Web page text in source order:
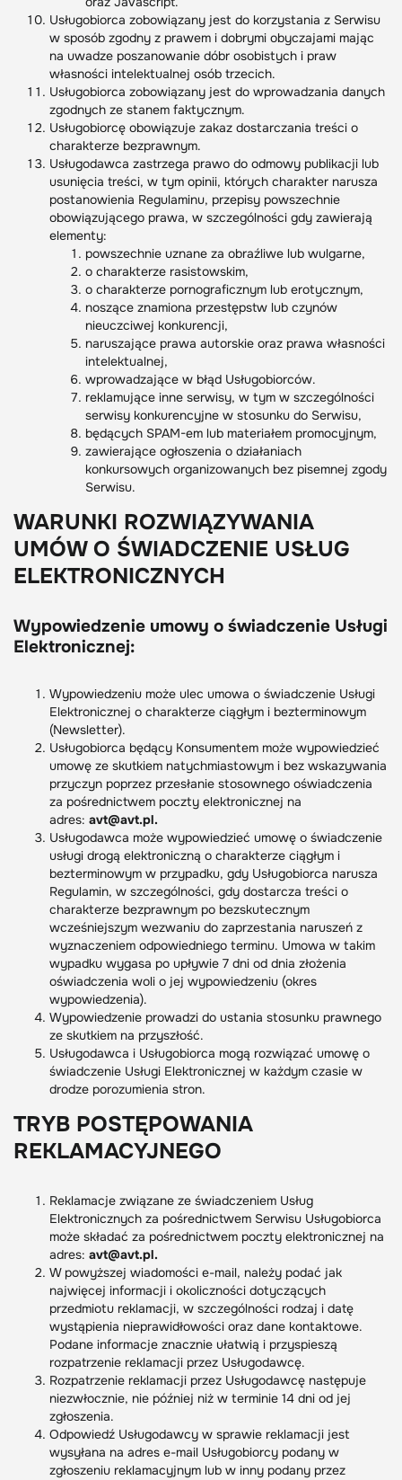
Usługobiorca zobowiązany jest do korzystania z Serwisu
w sposób zgodny z prawem i dobrymi obyczajami mając
na uwadze poszanowanie dóbr osobistych i praw
własności intelektualnej osób trzecich.
Usługobiorca zobowiązany jest do wprowadzania danych
zgodnych ze stanem faktycznym.
Usługobiorcę obowiązuje zakaz dostarczania treści o
charakterze bezprawnym.
Usługodawca zastrzega prawo do odmowy publikacji lub
usunięcia treści, w tym opinii, których charakter narusza
postanowienia Regulaminu, przepisy powszechnie
obowiązującego prawa, w szczególności gdy zawierają
elementy:
powszechnie uznane za obraźliwe lub wulgarne,
o charakterze rasistowskim,
o charakterze pornograficznym lub erotycznym,
noszące znamiona przestępstw lub czynów
nieuczciwej konkurencji,
naruszające prawa autorskie oraz prawa własności
intelektualnej,
wprowadzające w błąd Usługobiorców.
reklamujące inne serwisy, w tym w szczególności
serwisy konkurencyjne w stosunku do Serwisu,
będących SPAM-em lub materiałem promocyjnym,
zawierające ogłoszenia o działaniach
konkursowych organizowanych bez pisemnej zgody
Serwisu.
WARUNKI ROZWIĄZYWANIA
UMÓW O ŚWIADCZENIE USŁUG
ELEKTRONICZNYCH
Wypowiedzenie umowy o świadczenie Usługi
Elektronicznej:
Wypowiedzeniu może ulec umowa o świadczenie Usługi
Elektronicznej o charakterze ciągłym i bezterminowym
(Newsletter).
Usługobiorca będący Konsumentem może wypowiedzieć
umowę ze skutkiem natychmiastowym i bez wskazywania
przyczyn poprzez przesłanie stosownego oświadczenia
za pośrednictwem poczty elektronicznej na
adres: avt@avt.pl.
Usługodawca może wypowiedzieć umowę o świadczenie
usługi drogą elektroniczną o charakterze ciągłym i
bezterminowym w przypadku, gdy Usługobiorca narusza
Regulamin, w szczególności, gdy dostarcza treści o
charakterze bezprawnym po bezskutecznym
wcześniejszym wezwaniu do zaprzestania naruszeń z
wyznaczeniem odpowiedniego terminu. Umowa w takim
wypadku wygasa po upływie 7 dni od dnia złożenia
oświadczenia woli o jej wypowiedzeniu (okres
wypowiedzenia).
Wypowiedzenie prowadzi do ustania stosunku prawnego
ze skutkiem na przyszłość.
Usługodawca i Usługobiorca mogą rozwiązać umowę o
świadczenie Usługi Elektronicznej w każdym czasie w
drodze porozumienia stron.
TRYB POSTĘPOWANIA
REKLAMACYJNEGO
Reklamacje związane ze świadczeniem Usług
Elektronicznych za pośrednictwem Serwisu Usługobiorca
może składać za pośrednictwem poczty elektronicznej na
adres: avt@avt.pl.
W powyższej wiadomości e-mail, należy podać jak
najwięcej informacji i okoliczności dotyczących
przedmiotu reklamacji, w szczególności rodzaj i datę
wystąpienia nieprawidłowości oraz dane kontaktowe.
Podane informacje znacznie ułatwią i przyspieszą
rozpatrzenie reklamacji przez Usługodawcę.
Rozpatrzenie reklamacji przez Usługodawcę następuje
niezwłocznie, nie później niż w terminie 14 dni od jej
zgłoszenia.
Odpowiedź Usługodawcy w sprawie reklamacji jest
wysyłana na adres e-mail Usługobiorcy podany w
zgłoszeniu reklamacyjnym lub w inny podany przez